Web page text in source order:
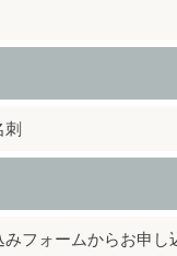
フォームからお申し